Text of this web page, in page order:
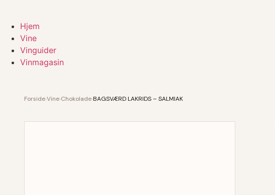
Hjem
Vine
Vinguider
Vinmagasin
ForsideVine ChokoladeBAGSVÆRD LAKRIDS – SALMIAK